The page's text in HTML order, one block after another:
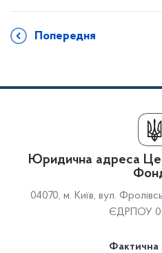
Попередня
Юридична адреса
04070, м. Київ, вул.
ЄДРПОУ
Фактична